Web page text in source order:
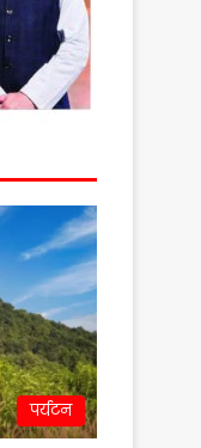
पर्यटन